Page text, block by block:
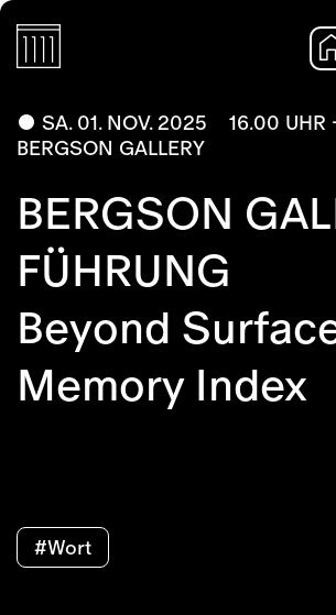
SA. 01. NOV. 2025
16.00 UHR
BERGSON GALLERY
BERGSON
FÜHRUNG
Beyond
Memory Index
#Wort